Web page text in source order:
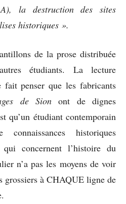
la destruction des sites
historiques ».
de la prose distribuée
étudiants. La lecture
penser que les fabricants
de Sionont de dignes
qu’un étudiant contemporain
connaissances historiques
concernent l’histoire du
n’a pas les moyens de voir
grossiers à CHAQUE ligne de